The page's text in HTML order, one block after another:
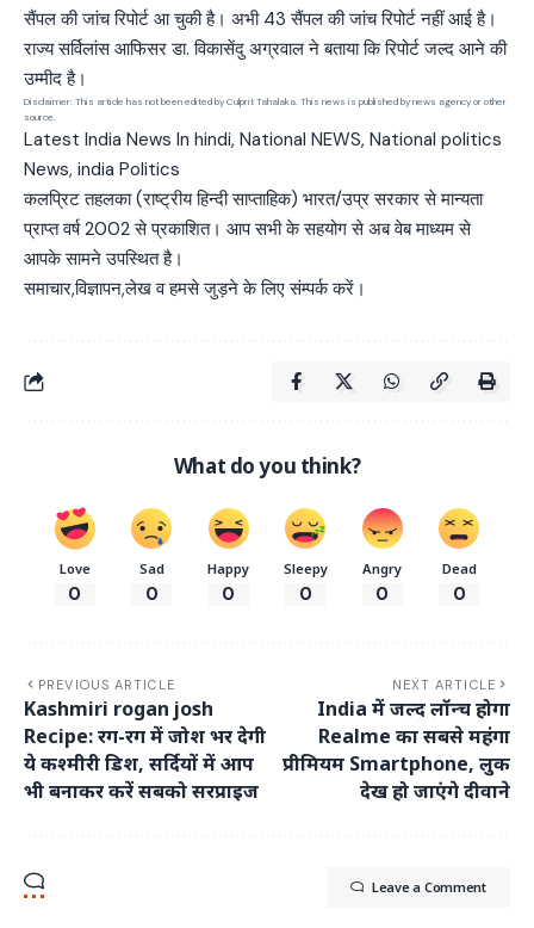
सैंपल की जांच रिपोर्ट आ चुकी है। अभी 43 सैंपल की जांच रिपोर्ट नहीं आई है।
राज्य सर्विलांस आफिसर डा. विकासेंदु अग्रवाल ने बताया कि रिपोर्ट जल्द आने की
उम्मीद है।
Disclaimer: This article has not been edited by Culprit Tahalaka. This news is published by news agency or other
source.
Latest India News In hindi, National NEWS, National politics
News, india Politics
कलप्रिट तहलका (राष्ट्रीय हिन्दी साप्ताहिक) भारत/उप्र सरकार से मान्यता
प्राप्त वर्ष 2002 से प्रकाशित। आप सभी के सहयोग से अब वेब माध्यम से
आपके सामने उपस्थित है।
समाचार,विज्ञापन,लेख व हमसे जुड़ने के लिए संम्पर्क करें।
What do you think?
Love
0
Sad
0
Happy
0
Sleepy
0
Angry
0
Dead
0
PREVIOUS ARTICLE
Kashmiri rogan josh
Recipe: रग-रग में जोश भर देगी
ये कश्मीरी डिश, सर्दियों में आप
भी बनाकर करें सबको सरप्राइज
NEXT ARTICLE
India में जल्द लॉन्च होगा
Realme का सबसे महंगा
प्रीमियम Smartphone, लुक
देख हो जाएंगे दीवाने
Leave a Comment